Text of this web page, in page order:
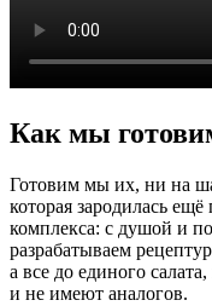
Как мы
Готовим мы их, ни на
которая зародилась
комплекса: с душой и
разрабатываем
а все до единого
и не имеют аналогов.